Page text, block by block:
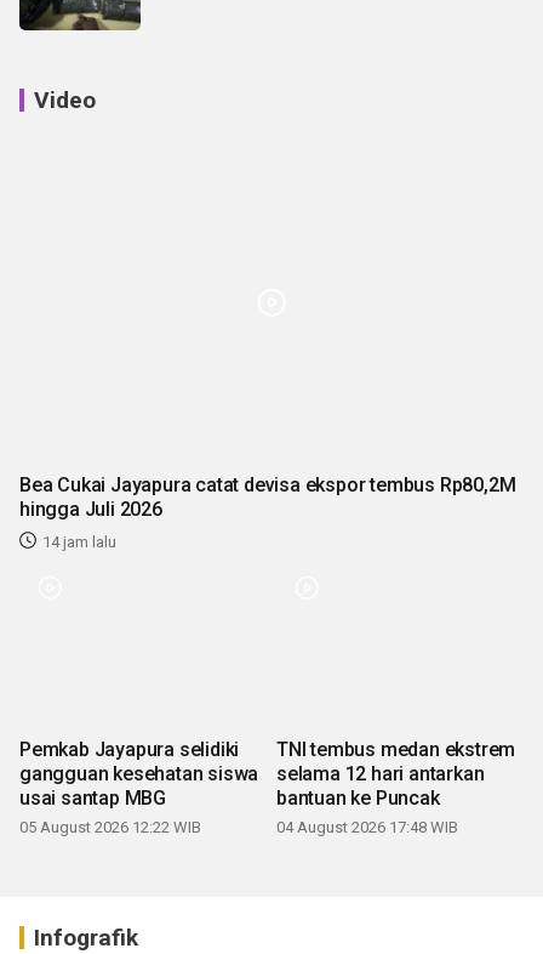
Video
Bea Cukai Jayapura catat devisa ekspor tembus Rp80,2M
hingga Juli 2026
14 jam lalu
Pemkab Jayapura selidiki
gangguan kesehatan siswa
usai santap MBG
05 August 2026 12:22 WIB
TNI tembus medan ekstrem
selama 12 hari antarkan
bantuan ke Puncak
04 August 2026 17:48 WIB
Infografik